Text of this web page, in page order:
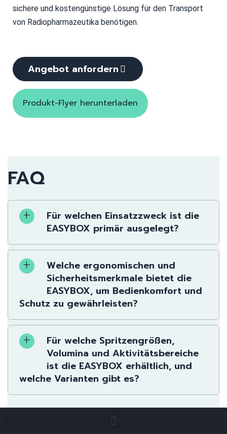
sichere und kostengünstige Lösung für den Transport
von Radiopharmazeutika benötigen.
Angebot anfordern
Produkt-Flyer herunterladen
FAQ
Für welchen Einsatzzweck ist die
EASYBOX primär ausgelegt?
Welche ergonomischen und
Sicherheitsmerkmale bietet die
EASYBOX, um Bedienkomfort und
Schutz zu gewährleisten?
Für welche Spritzengrößen,
Volumina und Aktivitätsbereiche
ist die EASYBOX erhältlich, und
welche Varianten gibt es?